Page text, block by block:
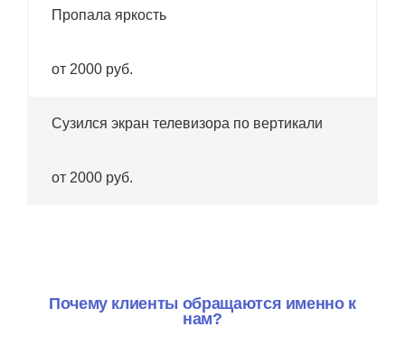
Пропала яркость
от 2000 руб.
Сузился экран телевизора по вертикали
от 2000 руб.
Почему клиенты обращаются именно к
нам?